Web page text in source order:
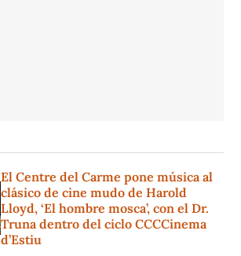
El Centre del Carme pone música al
clásico de cine mudo de Harold
Lloyd, ‘El hombre mosca’, con el Dr.
Truna dentro del ciclo CCCCinema
d’Estiu